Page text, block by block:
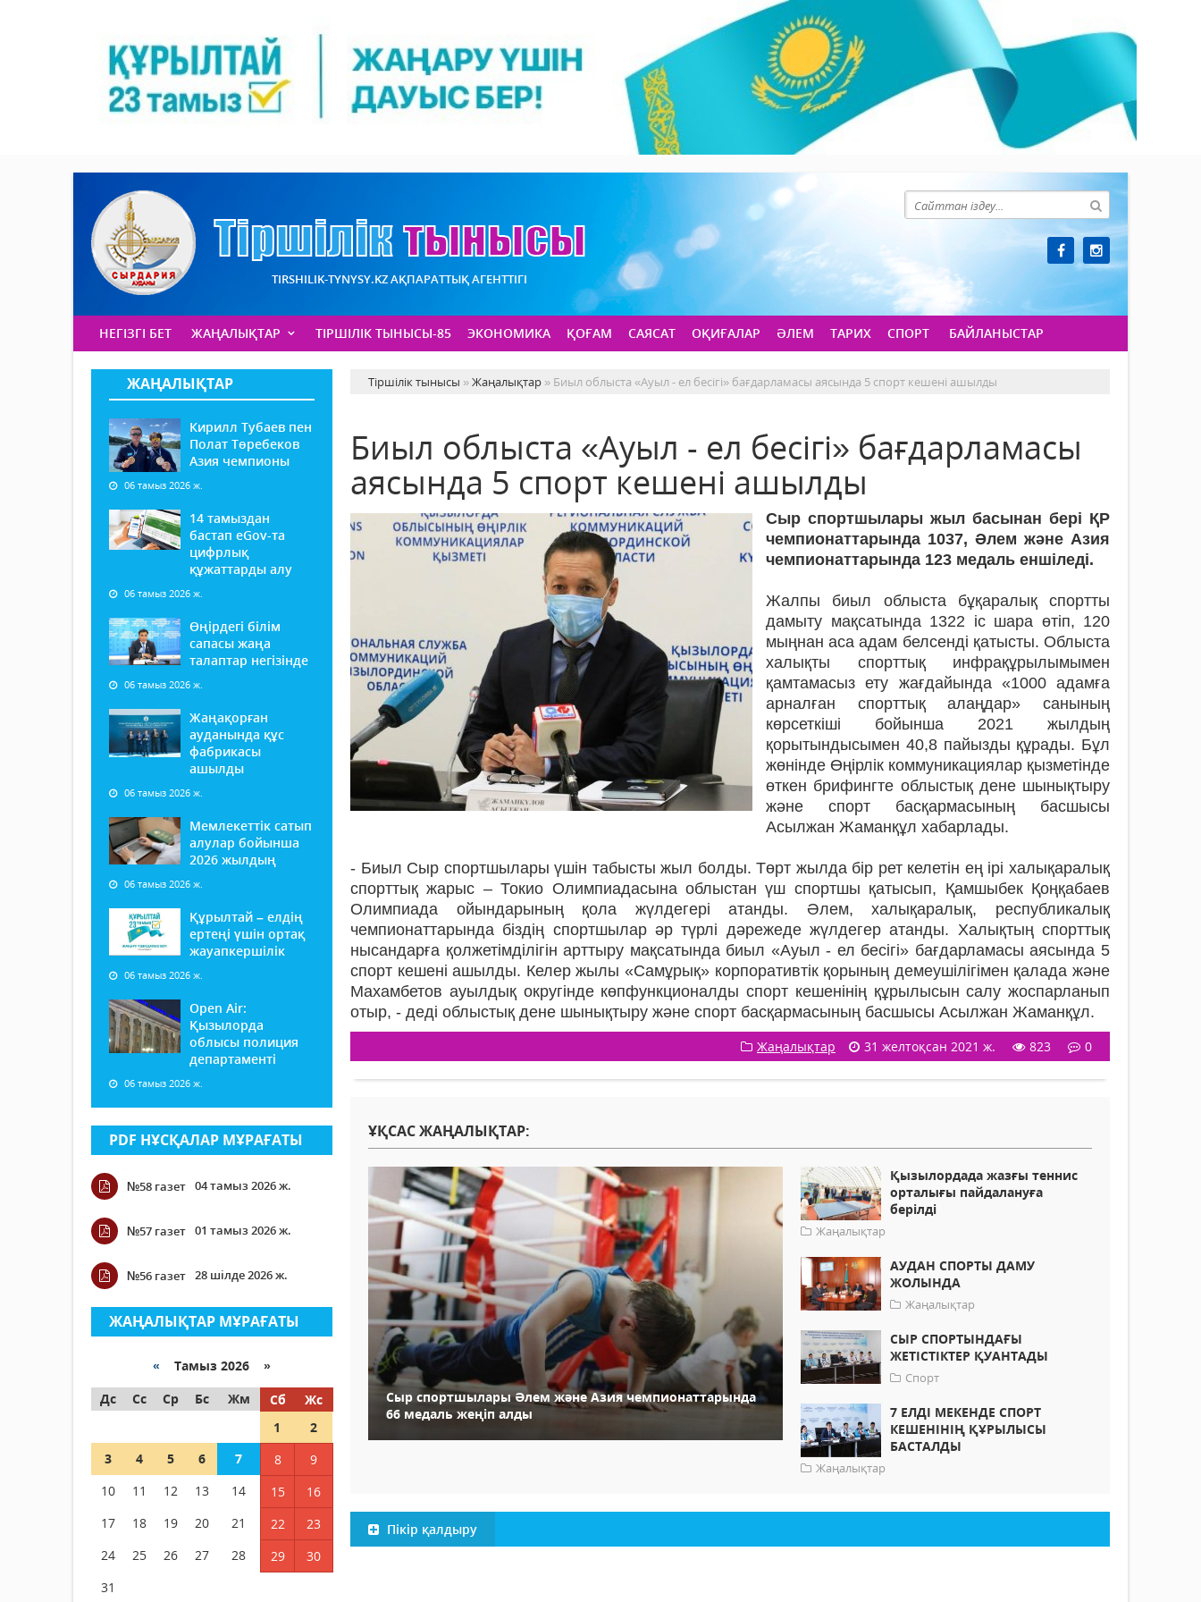
TIRSHILIK-TYNYSY.KZ АҚПАРАТТЫҚ АГЕНТТІГІ
НЕГІЗГІ БЕТ ЖАҢАЛЫҚТАР ТІРШІЛІК ТЫНЫСЫ-85 ЭКОНОМИКА ҚОҒАМ САЯСАТ ОҚИҒАЛАР ӘЛЕМ ТАРИХ СПОРТ БАЙЛАНЫСТАР
ЖАҢАЛЫҚТАР
Кирилл Тубаев пен
Полат Төребеков
Азия чемпионы
06 тамыз 2026 ж.
14 тамыздан
бастап еGov-та
цифрлық
құжаттарды алу
06 тамыз 2026 ж.
Өңірдегі білім
сапасы жаңа
талаптар негізінде
06 тамыз 2026 ж.
Жаңақорған
ауданында құс
фабрикасы
ашылды
06 тамыз 2026 ж.
Мемлекеттік сатып
алулар бойынша
2026 жылдың
06 тамыз 2026 ж.
Құрылтай – елдің
ертеңі үшін ортақ
жауапкершілік
06 тамыз 2026 ж.
Open Air:
Қызылорда
облысы полиция
департаменті
06 тамыз 2026 ж.
PDF НҰСҚАЛАР МҰРАҒАТЫ
№58 газет 04 тамыз 2026 ж.
№57 газет 01 тамыз 2026 ж.
№56 газет 28 шілде 2026 ж.
ЖАҢАЛЫҚТАР МҰРАҒАТЫ
« Тамыз 2026 »
Дс
Сс Ср Бс Жм Сб
Жс
1
2
3
4 5 6 7 8
9
10
11 12 13 14 15
16
17
18 19 20 21 22
23
24
25 26 27 28 29
30
31
Тіршілік тынысы »Жаңалықтар » Биыл облыста «Ауыл - ел бесігі» бағдарламасы аясында 5 спорт кешені ашылды
Биыл облыста «Ауыл - ел бесігі» бағдарламасы
аясында 5 спорт кешені ашылды
Сыр спортшылары жыл басынан бері ҚР
чемпионаттарында 1037, Әлем және Азия
чемпионаттарында 123 медаль еншіледі.
Жалпы биыл облыста бұқаралық спортты
дамыту мақсатында 1322 іс шара өтіп, 120
мыңнан аса адам белсенді қатысты. Облыста
халықты спорттық инфрақұрылымымен
қамтамасыз ету жағдайында «1000 адамға
арналған спорттық алаңдар» санының
көрсеткіші бойынша 2021 жылдың
қорытындысымен 40,8 пайызды құрады. Бұл
жөнінде Өңірлік коммуникациялар қызметінде
өткен брифингте облыстық дене шынықтыру
және спорт басқармасының басшысы
Асылжан Жаманқұл хабарлады.
- Биыл Сыр спортшылары үшін табысты жыл болды. Төрт жылда бір рет келетін ең ірі халықаралық
спорттық жарыс – Токио Олимпиадасына облыстан үш спортшы қатысып, Қамшыбек Қоңқабаев
Олимпиада ойындарының қола жүлдегері атанды. Әлем, халықаралық, республикалық
чемпионаттарында біздің спортшылар әр түрлі дәрежеде жүлдегер атанды. Халықтың спорттық
нысандарға қолжетімділігін арттыру мақсатында биыл «Ауыл - ел бесігі» бағдарламасы аясында 5
спорт кешені ашылды. Келер жылы «Самұрық» корпоративтік қорының демеушілігімен қалада және
Махамбетов ауылдық округінде көпфункционалды спорт кешенінің құрылысын салу жоспарланып
отыр, - деді облыстық дене шынықтыру және спорт басқармасының басшысы Асылжан Жаманқұл.
Жаңалықтар 31 желтоқсан 2021 ж. 823 0
ҰҚСАС ЖАҢАЛЫҚТАР:
Сыр спортшылары Әлем және Азия чемпионаттарында
66 медаль жеңіп алды
Қызылордада жазғы теннис
орталығы пайдалануға
берілді
Жаңалықтар
АУДАН СПОРТЫ ДАМУ
ЖОЛЫНДА
Жаңалықтар
СЫР СПОРТЫНДАҒЫ
ЖЕТІСТІКТЕР ҚУАНТАДЫ
Спорт
7 ЕЛДІ МЕКЕНДЕ СПОРТ
КЕШЕНІНІҢ ҚҰРЫЛЫСЫ
БАСТАЛДЫ
Жаңалықтар
Пікір қалдыру